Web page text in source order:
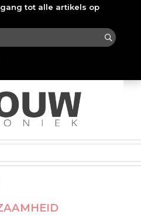
tot alle artikels op